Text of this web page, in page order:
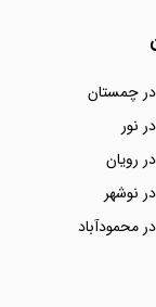
چمستان
نور
رویان
نوشهر
محمودآباد